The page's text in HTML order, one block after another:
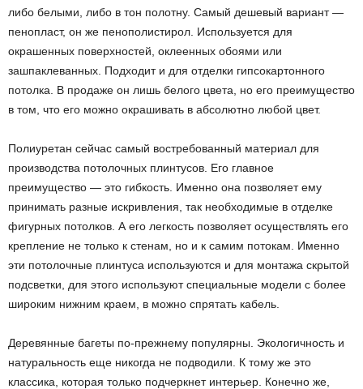
либо белыми, либо в тон полотну. Самый дешевый вариант —
пенопласт, он же пенополистирол. Используется для
окрашенных поверхностей, оклеенных обоями или
зашпаклеванных. Подходит и для отделки гипсокартонного
потолка. В продаже он лишь белого цвета, но его преимущество
в том, что его можно окрашивать в абсолютно любой цвет.
Полиуретан сейчас самый востребованный материал для
производства потолочных плинтусов. Его главное
преимущество — это гибкость. Именно она позволяет ему
принимать разные искривления, так необходимые в отделке
фигурных потолков. А его легкость позволяет осуществлять его
крепление не только к стенам, но и к самим потокам. Именно
эти потолочные плинтуса используются и для монтажа скрытой
подсветки, для этого используют специальные модели с более
широким нижним краем, в можно спрятать кабель.
Деревянные багеты по-прежнему популярны. Экологичность и
натуральность еще никогда не подводили. К тому же это
классика, которая только подчеркнет интерьер. Конечно же,